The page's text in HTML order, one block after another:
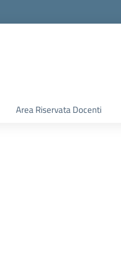
Area Riservata Docenti